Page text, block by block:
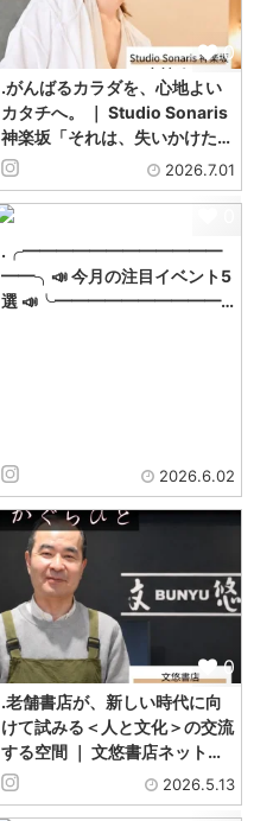
0
.がんばるカラダを、心地よい
カタチへ。 ｜ Studio Sonaris
神楽坂「それは、失いかけた…
2026.7.01
.╭━━━━━━━━━━━━
━━╮📣 今月の注目イベント5
選 📣╰━━━━━━━━━━…
2026.6.02
0
.老舗書店が、新しい時代に向
けて試みる＜人と文化＞の交流
する空間 ｜ 文悠書店ネット…
2026.5.13